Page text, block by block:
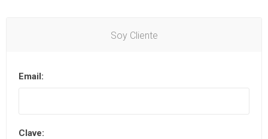
Soy Cliente
Email:
Clave: